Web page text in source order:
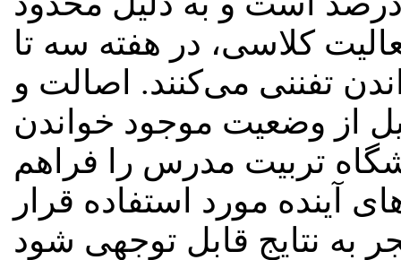
کلاسی، در هفته سه تا
تفننی می‌کنند. اصالت و
از وضعیت موجود خواندن
تربیت مدرس را فراهم
آینده مورد استفاده قرار
به نتایج قابل توجهی شود